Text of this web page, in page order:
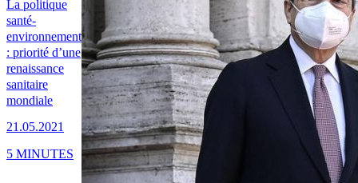
La politique
santé-
environnement
: priorité d’une
renaissance
sanitaire
mondiale
21.05.2021
5 MINUTES